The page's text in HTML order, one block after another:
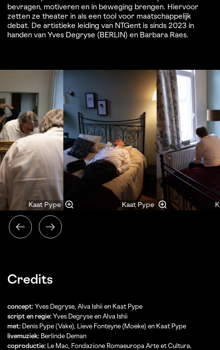
bevragen, motiveren en in beweging brengen. Hiervoor
zetten ze theater in als een tool voor maatschappelijk
debat. De artistieke leiding van NTGent is sinds 2023 in
handen van Yves Degryse (BERLIN) en Barbara Raes.
Overslaan
Kaat Pype Kaat Pype
Credits
concept: Yves Degryse, Alva Ishii en Kaat Pype
script en regie: Yves Degryse en Alva Ishii
met:
Denis Pype (Vake), Lieve Fonteyne (Moeke) en Kaat Pype
livemuziek: Berlinde Deman
coproductie:
Le Mac, Fondazione Romaeuropa Arte et Cultura,